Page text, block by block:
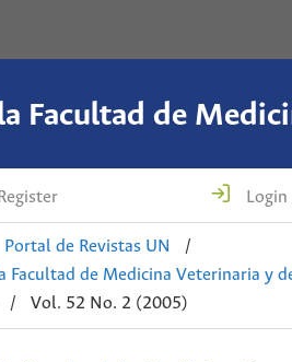
Register Login
Portal de Revistas UN
/
Facultad de Medicina Veterinaria y
/ Vol. 52 No. 2 (2005)